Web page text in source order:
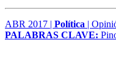
ABR 2017 | Política |
PALABRAS CLAVE: